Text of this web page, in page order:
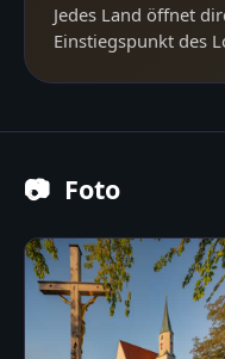
Jedes Land öffnet
Einstiegspunkt des
📷 Foto